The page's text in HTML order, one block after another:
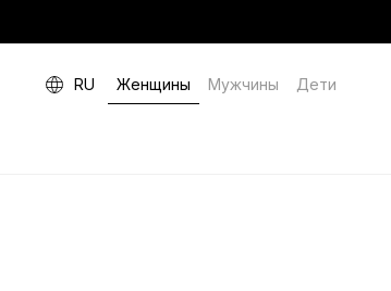
RU Женщины Мужчины Дети